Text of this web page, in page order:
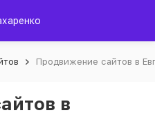
Продвижение сайтов в
в